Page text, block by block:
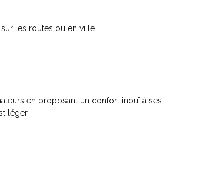
les routes ou en ville.
en proposant un confort inouï à ses
léger.